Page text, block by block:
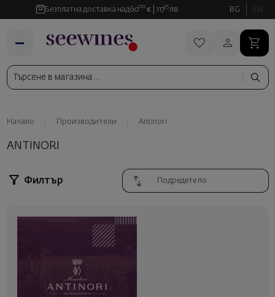
Безплатна доставка над6000 € 11735 лв. BG EN
Начало Производители Antinori
ANTINORI
Филтър